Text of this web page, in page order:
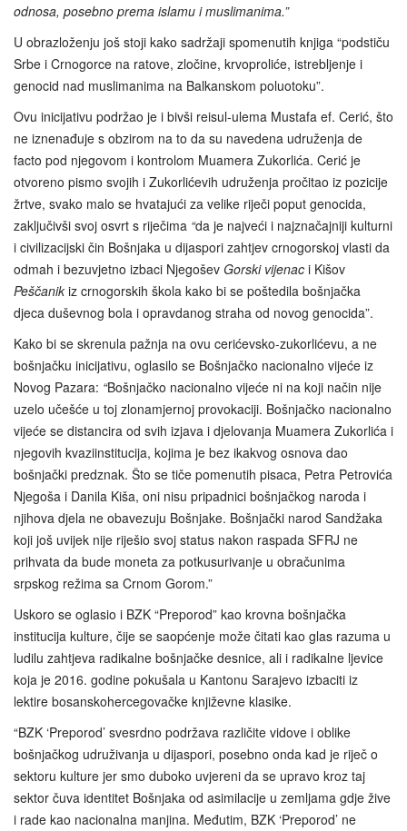
odnosa, posebno prema islamu i muslimanima.”
U obrazloženju još stoji kako sadržaji spomenutih knjiga “podstiču
Srbe i Crnogorce na ratove, zločine, krvoproliće, istrebljenje i
genocid nad muslimanima na Balkanskom poluotoku”.
Ovu inicijativu podržao je i bivši reisul-ulema Mustafa ef. Cerić, što
ne iznenađuje s obzirom na to da su navedena udruženja de
facto pod njegovom i kontrolom Muamera Zukorlića. Cerić je
otvoreno pismo svojih i Zukorlićevih udruženja pročitao iz pozicije
žrtve, svako malo se hvatajući za velike riječi poput genocida,
zaključivši svoj osvrt s riječima “da je najveći i najznačajniji kulturni
i civilizacijski čin Bošnjaka u dijaspori zahtjev crnogorskoj vlasti da
odmah i bezuvjetno izbaci Njegošev Gorski vijenac i Kišov
Peščanik iz crnogorskih škola kako bi se poštedila bošnjačka
djeca duševnog bola i opravdanog straha od novog genocida”.
Kako bi se skrenula pažnja na ovu cerićevsko-zukorlićevu, a ne
bošnjačku inicijativu, oglasilo se Bošnjačko nacionalno vijeće iz
Novog Pazara: “Bošnjačko nacionalno vijeće ni na koji način nije
uzelo učešće u toj zlonamjernoj provokaciji. Bošnjačko nacionalno
vijeće se distancira od svih izjava i djelovanja Muamera Zukorlića i
njegovih kvaziinstitucija, kojima je bez ikakvog osnova dao
bošnjački predznak. Što se tiče pomenutih pisaca, Petra Petrovića
Njegoša i Danila Kiša, oni nisu pripadnici bošnjačkog naroda i
njihova djela ne obavezuju Bošnjake. Bošnjački narod Sandžaka
koji još uvijek nije riješio svoj status nakon raspada SFRJ ne
prihvata da bude moneta za potkusurivanje u obračunima
srpskog režima sa Crnom Gorom.”
Uskoro se oglasio i BZK “Preporod” kao krovna bošnjačka
institucija kulture, čije se saopćenje može čitati kao glas razuma u
ludilu zahtjeva radikalne bošnjačke desnice, ali i radikalne ljevice
koja je 2016. godine pokušala u Kantonu Sarajevo izbaciti iz
lektire bosanskohercegovačke književne klasike.
“BZK ‘Preporod’ svesrdno podržava različite vidove i oblike
bošnjačkog udruživanja u dijaspori, posebno onda kad je riječ o
sektoru kulture jer smo duboko uvjereni da se upravo kroz taj
sektor čuva identitet Bošnjaka od asimilacije u zemljama gdje žive
i rade kao nacionalna manjina. Međutim, BZK ‘Preporod’ ne